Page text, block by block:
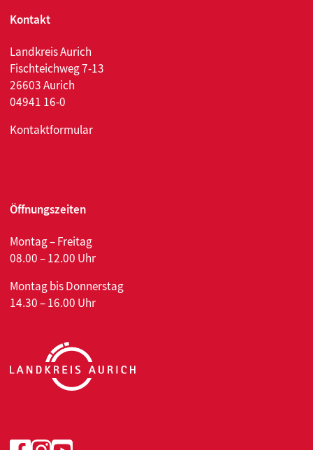
Kontakt
Landkreis Aurich
Fischteichweg 7-13
26603 Aurich
04941 16-0
Kontaktformular
Öffnungszeiten
Montag – Freitag
08.00 – 12.00 Uhr
Montag bis Donnerstag
14.30 – 16.00 Uhr